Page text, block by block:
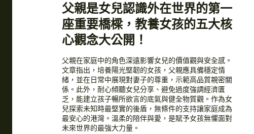
​父親是女兒認識外在世界的第一
座重要橋樑，教養女孩的五大核
心觀念大公開！
​父親在家庭中的角色深遠影響女兒的價值觀與安全感。
文章指出，培養陽光堅韌的女孩，父親應具備穩定情
緒，並在日常中展現對妻子的尊重，示範高品質親密關
係。此外，耐心傾聽女兒分享、避免過度強調經濟匱
乏，能建立孩子暢所欲言的底氣與健全物質觀。作為女
兒探索未知時最堅實的後盾，無條件的支持讓家庭成為
最安心的港灣。溫柔的陪伴與愛，是賦予女孩無懼面對
未來世界的最強大力量。